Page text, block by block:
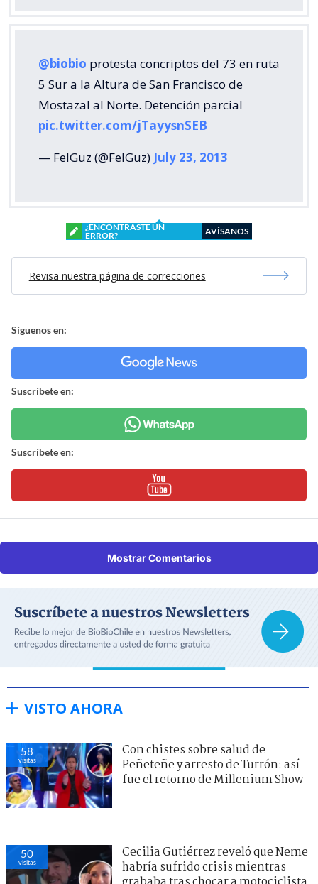
@biobio protesta concriptos del 73 en ruta
5 Sur a la Altura de San Francisco de
Mostazal al Norte. Detención parcial
pic.twitter.com/jTayysnSEB
— FelGuz (@FelGuz) July 23, 2013
¿ENCONTRASTE UN
ERROR?
AVÍSANOS
Revisa nuestra página de correcciones
Síguenos en:
Suscríbete en:
Suscríbete en:
Mostrar Comentarios
VISTO AHORA
58
visitas
Con chistes sobre salud de
Peñeteñe y arresto de Turrón: así
fue el retorno de Millenium Show
50
visitas
Cecilia Gutiérrez reveló que Neme
habría sufrido crisis mientras